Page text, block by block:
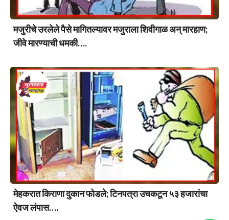
मजुरीचे उरलेले पैसे मागितल्यावर मजुराला शिवीगाळ अन् मारहाण;
जीवे मारण्याची धमकी….
मेहकरात किराणा दुकान फोडले; टिनपत्रा उचकटून ५३ हजारांचा
ऐवज लंपास….